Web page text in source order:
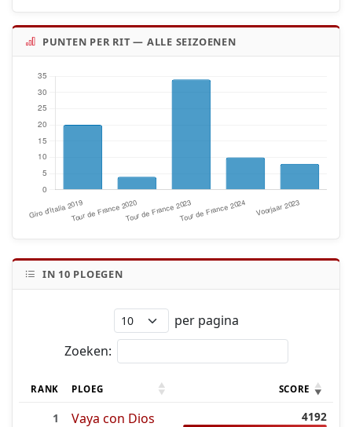
PUNTEN PER RIT — ALLE SEIZOENEN
IN 10 PLOEGEN
per pagina
Zoeken:
RANK PLOEG SCORE
1 Vaya con Dios 4192